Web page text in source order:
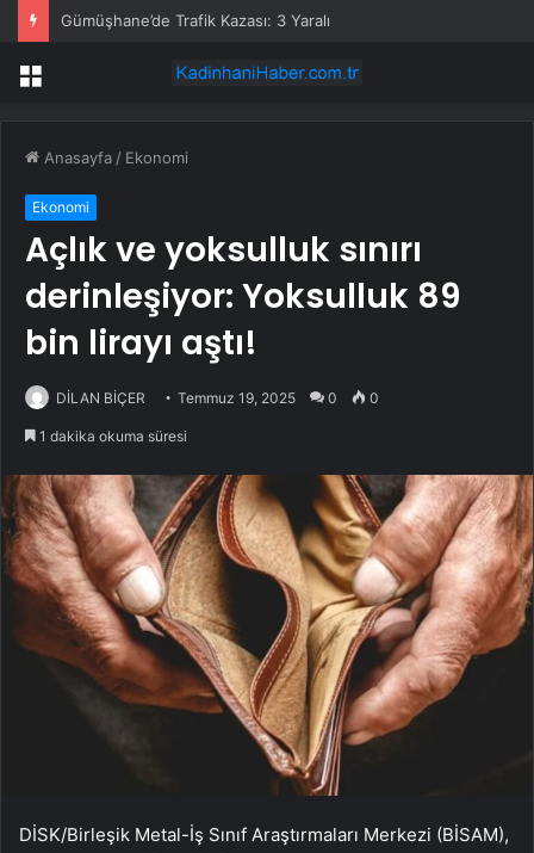
Gümüşhane’de Trafik Kazası: 3 Yaralı
Menü
Anasayfa / Ekonomi
Ekonomi
Açlık ve yoksulluk sınırı
derinleşiyor: Yoksulluk 89
bin lirayı aştı!
DİLAN BİÇER Temmuz 19, 2025 0 0
1 dakika okuma süresi
DİSK/Birleşik Metal-İş Sınıf Araştırmaları Merkezi (BİSAM),